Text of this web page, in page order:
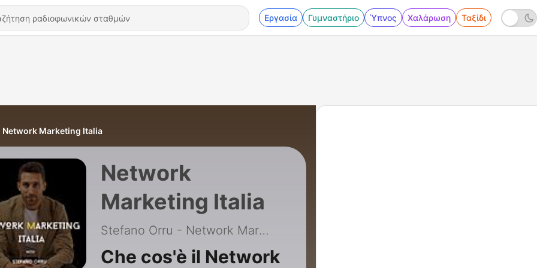
Εργασία Γυμναστήριο Ύπνος Χαλάρωση Ταξίδι
Network Marketing Italia
Network
Marketing Italia
Stefano Orru - Network Marketing Pro
Che cos'è il Network